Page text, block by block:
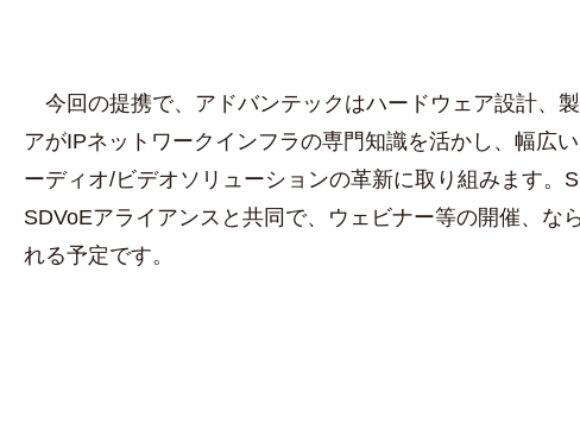
今回の提携で、アドバンテックはハードウェア設計、
アがIPネットワークインフラの専門知識を活かし、幅広
ーディオ/ビデオソリューションの革新に取り組みます
SDVoEアライアンスと共同で、ウェビナー等の開催、な
れる予定です。